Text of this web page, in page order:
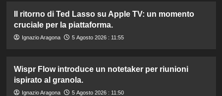
Il ritorno di Ted Lasso su Apple TV: un momento
cruciale per la piattaforma.
Ignazio Aragona 5 Agosto 2026 : 11:55
Wispr Flow introduce un notetaker per riunioni
ispirato al granola.
Ignazio Aragona 5 Agosto 2026 : 11:50